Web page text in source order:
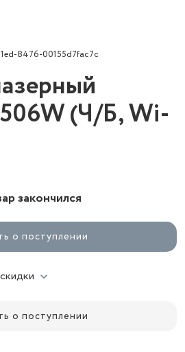
8476-00155d7fac7c
(Ч/Б, Wi-
закончился
о поступлении
о поступлении